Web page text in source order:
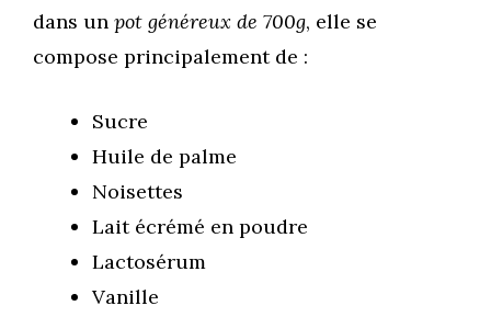
dans un pot généreux de 700g, elle se
compose principalement de :
Sucre
Huile de palme
Noisettes
Lait écrémé en poudre
Lactosérum
Vanille